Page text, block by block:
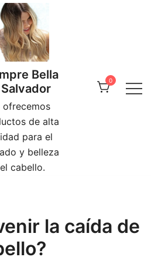
Bella
Salvador
ofrecemos
de alta
para el
y belleza
cabello.
0
la caída de